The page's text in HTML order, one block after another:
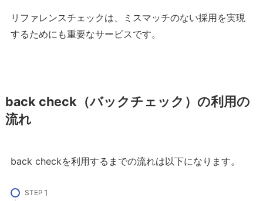
リファレンスチェックは、ミスマッチのない採用を実現
するためにも重要なサービスです。
back check（バックチェック）の利用の
流れ
back checkを利用するまでの流れは以下になります。
STEP